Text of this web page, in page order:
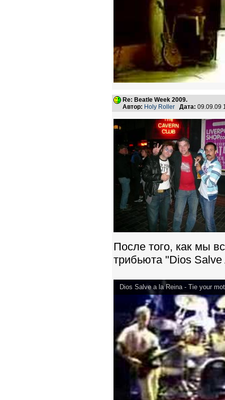
Re: Beatle Week 2009.
Автор: Holy Roller Дата:
После того, как мы
трибьюта "Dios Salve
Dios Salve a la Reina - Tie your